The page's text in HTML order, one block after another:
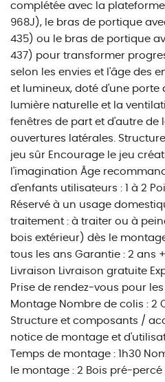
complétée avec la
968J), le bras de portique
435) ou le bras de portique
437) pour transformer
selon les envies et l'âge des
et lumineux, doté d'une
lumière naturelle et la
fenêtres de part et d'autre de
ouvertures latérales.
jeu sûr Encourage le jeu
l'imagination Âge
d'enfants utilisateurs : 1 à 2
Réservé à un usage
traitement : à traiter ou à
bois extérieur) dès le
tous les ans Garantie : 2 ans
Livraison Livraison gratuite
Prise de rendez-vous pour
Montage Nombre de colis : 2
Structure et composants /
notice de montage et
Temps de montage : 1h30
le montage : 2 Bois pré-